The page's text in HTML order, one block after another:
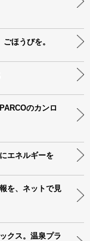
ほうびを。
のカンロ
エネルギーを
を、ネットで見
クス。温泉プラ